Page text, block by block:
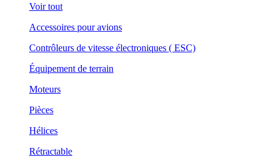
Voir tout
Accessoires pour avions
Contrôleurs de vitesse électroniques ( ESC)
Équipement de terrain
Moteurs
Pièces
Hélices
Rétractable